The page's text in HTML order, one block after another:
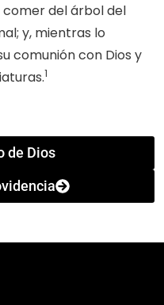
del árbol del
y, mientras lo
comunión con Dios y
1
de Dios